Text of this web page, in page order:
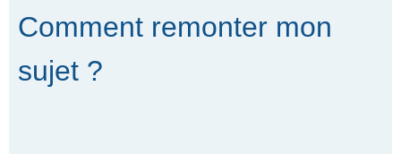
Comment remonter mon
sujet ?